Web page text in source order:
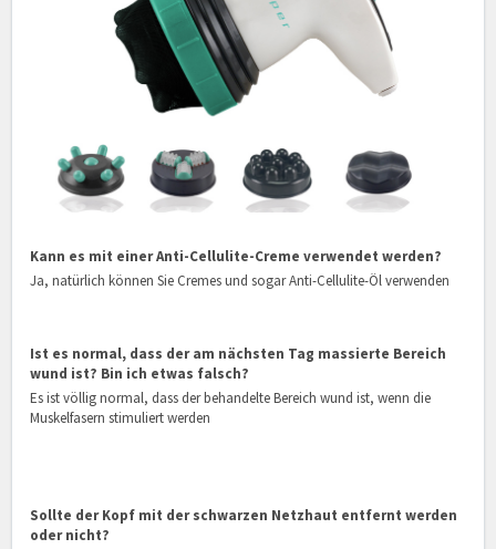
Kann es mit einer Anti-Cellulite-Creme verwendet werden?
Ja, natürlich können Sie Cremes und sogar Anti-Cellulite-Öl verwenden
Ist es normal, dass der am nächsten Tag massierte Bereich
wund ist? Bin ich etwas falsch?
Es ist völlig normal, dass der behandelte Bereich wund ist, wenn die
Muskelfasern stimuliert werden
Sollte der Kopf mit der schwarzen Netzhaut entfernt werden
oder nicht?